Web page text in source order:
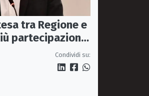
tra Regione e
partecipazione
Condividi su: